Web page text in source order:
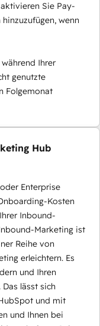
Sie Pay-
wenn
Ihrer
genutzte
Folgemonat
Hub
Enterprise
Kosten
Inbound-
Marketing ist
Reihe von
erleichtern. Es
und Ihren
lässt sich
und mit
und Ihnen bei